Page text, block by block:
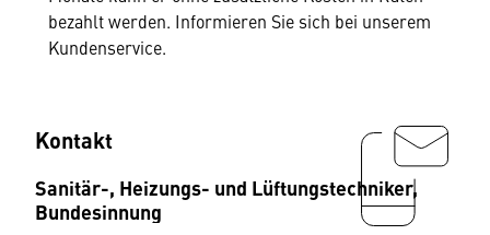
bezahlt werden. Informieren Sie sich bei unserem
Kundenservice.
Kontakt
Sanitär-, Heizungs- und Lüftungstechniker,
Bundesinnung